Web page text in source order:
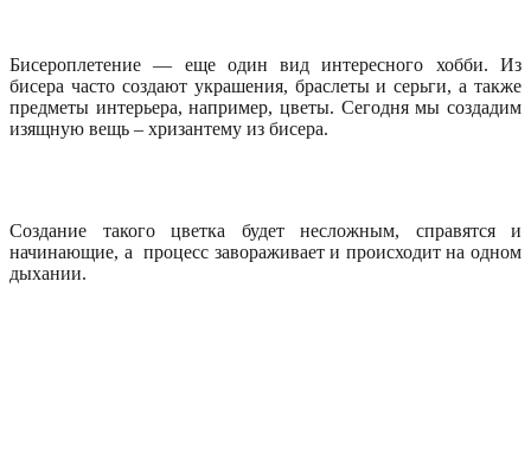
Бисероплетение — еще один вид интересного хобби. Из
бисера часто создают украшения, браслеты и серьги, а также
предметы интерьера, например, цветы. Сегодня мы создадим
изящную вещь – хризантему из бисера.
Создание такого цветка будет несложным, справятся и
начинающие, а процесс завораживает и происходит на одном
дыхании.